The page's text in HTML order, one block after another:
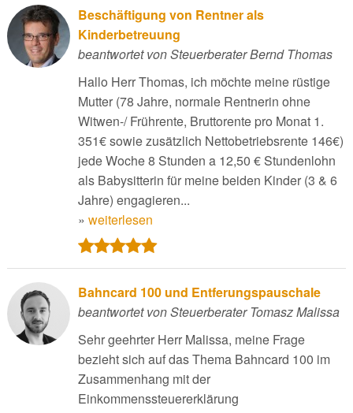
Beschäftigung von Rentner als
Kinderbetreuung
beantwortet von Steuerberater Bernd Thomas
Hallo Herr Thomas, ich möchte meine rüstige
Mutter (78 Jahre, normale Rentnerin ohne
Witwen-/ Frührente, Bruttorente pro Monat 1.
351€ sowie zusätzlich Nettobetriebsrente 146€)
jede Woche 8 Stunden a 12,50 € Stundenlohn
als Babysitterin für meine beiden Kinder (3 & 6
Jahre) engagieren...
» weiterlesen
Bahncard 100 und Entferungspauschale
beantwortet von Steuerberater Tomasz Malissa
Sehr geehrter Herr Malissa, meine Frage
bezieht sich auf das Thema Bahncard 100 im
Zusammenhang mit der
Einkommenssteuererklärung